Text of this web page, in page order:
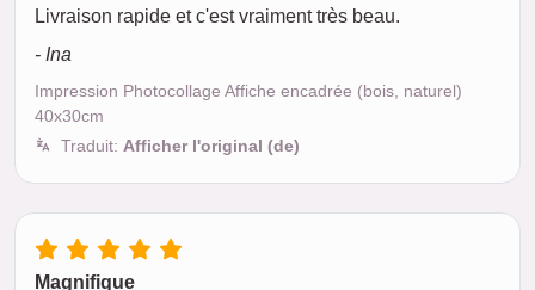
Livraison rapide et c'est vraiment très beau.
- Ina
Impression Photocollage Affiche encadrée (bois, naturel)
40x30cm
Traduit: Afficher l'original (de)
Magnifique